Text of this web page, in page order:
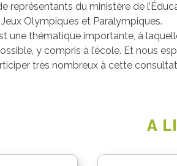
représentants du ministère de
Olympiques et Paralympiques.
une thématique importante, à
y compris à l’école. Et nous
très nombreux à cette
A